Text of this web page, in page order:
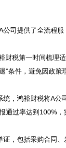
公司提供了全流程服
财税第一时间梳理
”条件，避免因政策
统，鸿裕财税将A公
通过率达到100%，
证，包括采购合同、